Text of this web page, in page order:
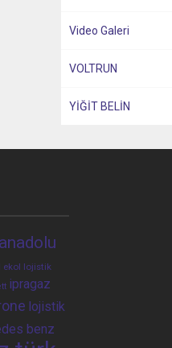
Video Galeri
VOLTRUN
YİĞİT BELİN
anadolu
ekol lojistik
ipragaz
lojistik
benz